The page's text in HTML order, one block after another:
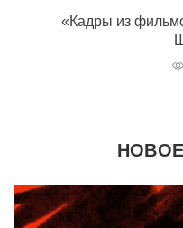
«Кадры из